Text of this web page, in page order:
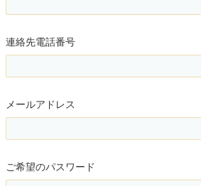
連絡先電話番号
メールアドレス
ご希望のパスワード